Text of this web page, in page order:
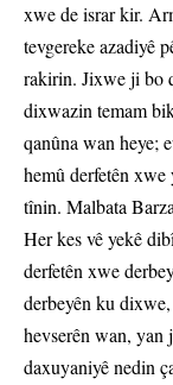
xwe de israr kir.
tevgereke azadiyê
rakirin. Jixwe ji bo
dixwazin temam
qanûna wan heye;
hemû derfetên
tînin. Malbata
Her kes vê yekê
derfetên xwe
derbeyên ku
hevserên wan,
daxuyaniyê nedin